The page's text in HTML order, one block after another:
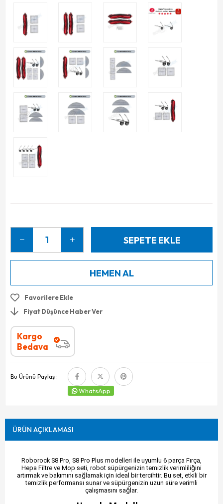
Favorilere Ekle
Fiyat Düşünce Haber Ver
Kargo
Bedava
Bu Ürünü Paylaş :
WhatsApp
ÜRÜN AÇIKLAMASI
Roborock S8 Pro, S8 Pro Plus modelleri ile uyumlu 6 parça Fırça,
Hepa Filtre ve Mop seti, robot süpürgenizin temizlik verimliliğini
artırmak ve bakımını sağlamak için ideal bir tercihtir. Bu set, etkili bir
temizlik performansı sunar ve süpürgenizin uzun süre verimli
çalışmasını sağlar.